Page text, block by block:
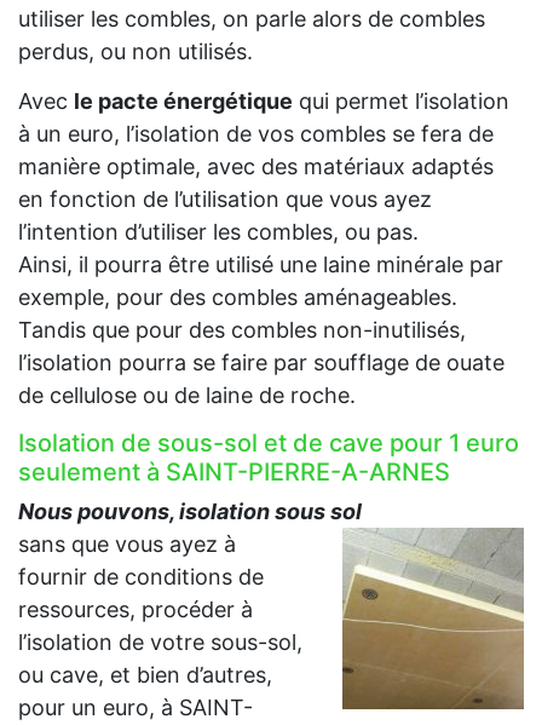
utiliser les combles, on parle alors de combles
perdus, ou non utilisés.
Avec le pacte énergétique qui permet l’isolation
à un euro, l’isolation de vos combles se fera de
manière optimale, avec des matériaux adaptés
en fonction de l’utilisation que vous ayez
l’intention d’utiliser les combles, ou pas.
Ainsi, il pourra être utilisé une laine minérale par
exemple, pour des combles aménageables.
Tandis que pour des combles non-inutilisés,
l’isolation pourra se faire par soufflage de ouate
de cellulose ou de laine de roche.
Isolation de sous-sol et de cave pour 1 euro
seulement à SAINT-PIERRE-A-ARNES
Nous pouvons, isolation sous sol
sans que vous ayez à
fournir de conditions de
ressources, procéder à
l’isolation de votre sous-sol,
ou cave, et bien d’autres,
pour un euro, à SAINT-